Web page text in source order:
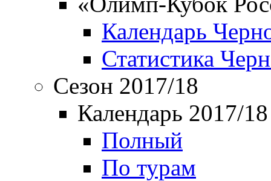
Календарь
Статистика
Сезон 2017/18
Календарь 2017/18
Полный
По турам